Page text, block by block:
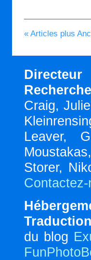
« Articles plus
Craig,
Leaver,
Storer,
Contactez-
du blog